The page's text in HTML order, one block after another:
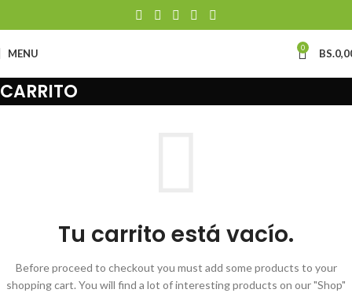
MENU 0 BS.
CARRITO
Tu carrito está vacío.
Before proceed to checkout you must add some products to your
shopping cart. You will find a lot of interesting products on our "Shop"